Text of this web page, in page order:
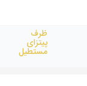
ظرف
پیتزای
مستطیل